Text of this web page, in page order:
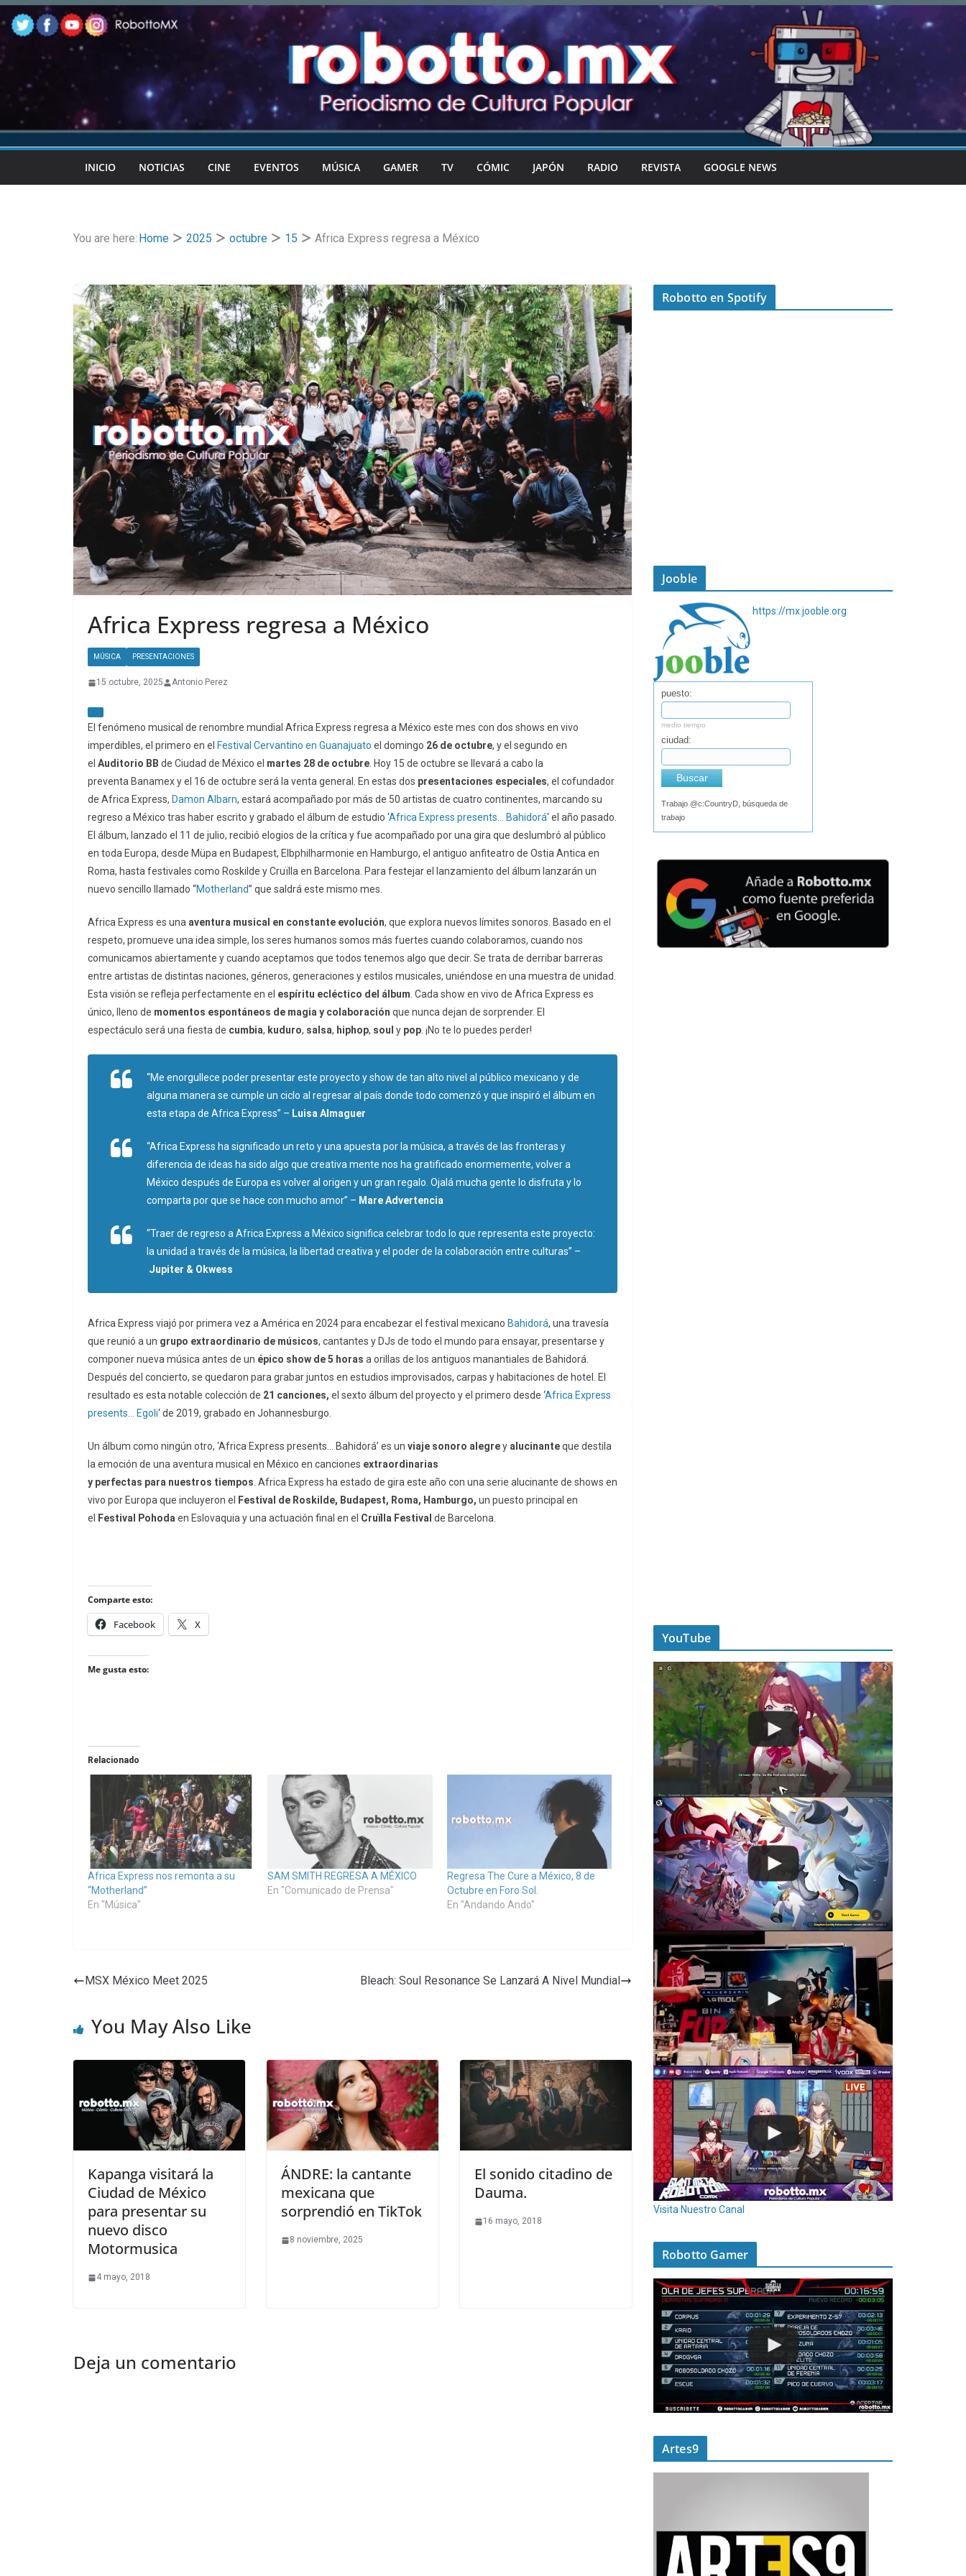
Skip
to
content
INICIO NOTICIAS CINE EVENTOS MÚSICA GAMER TV CÓMIC JAPÓN RADIO REVISTA GOOGLE NEWS
You are here: Home 2025 octubre 15 Africa Express regresa a México
Africa Express regresa a México
MÚSICA PRESENTACIONES
15 octubre, 2025 Antonio Perez
El fenómeno musical de renombre mundial Africa Express regresa a México este mes con dos shows en vivo
imperdibles, el primero en el Festival Cervantino en Guanajuato el domingo 26 de octubre, y el segundo en
el Auditorio BB de Ciudad de México el martes 28 de octubre . Hoy 15 de octubre se llevará a cabo la
preventa Banamex y el 16 de octubre será la venta general. En estas dos presentaciones especiales, el cofundador
de Africa Express, Damon Albarn, estará acompañado por más de 50 artistas de cuatro continentes, marcando su
regreso a México tras haber escrito y grabado el álbum de estudio ‘Africa Express presents… Bahidorá‘ el año pasado.
El álbum, lanzado el 11 de julio, recibió elogios de la crítica y fue acompañado por una gira que deslumbró al público
en toda Europa, desde Müpa en Budapest, Elbphilharmonie en Hamburgo, el antiguo anfiteatro de Ostia Antica en
Roma, hasta festivales como Roskilde y Cruïlla en Barcelona. Para festejar el lanzamiento del álbum lanzarán un
nuevo sencillo llamado “Motherland” que saldrá este mismo mes.
Africa Express es una aventura musical en constante evolución, que explora nuevos límites sonoros. Basado en el
respeto, promueve una idea simple, los seres humanos somos más fuertes cuando colaboramos, cuando nos
comunicamos abiertamente y cuando aceptamos que todos tenemos algo que decir. Se trata de derribar barreras
entre artistas de distintas naciones, géneros, generaciones y estilos musicales, uniéndose en una muestra de unidad.
Esta visión se refleja perfectamente en el espíritu ecléctico del álbum . Cada show en vivo de Africa Express es
único, lleno de momentos espontáneos de magia y colaboración que nunca dejan de sorprender. El
espectáculo será una fiesta de cumbia, kuduro, salsa, hiphop, soul y pop . ¡No te lo puedes perder!
“Me enorgullece poder presentar este proyecto y show de tan alto nivel al público mexicano y de
alguna manera se cumple un ciclo al regresar al país donde todo comenzó y que inspiró el álbum en
esta etapa de Africa Express” – Luisa Almaguer
“Africa Express ha significado un reto y una apuesta por la música, a través de las fronteras y
diferencia de ideas ha sido algo que creativa mente nos ha gratificado enormemente, volver a
México después de Europa es volver al origen y un gran regalo. Ojalá mucha gente lo disfruta y lo
comparta por que se hace con mucho amor” – Mare Advertencia
“Traer de regreso a Africa Express a México significa celebrar todo lo que representa este proyecto:
la unidad a través de la música, la libertad creativa y el poder de la colaboración entre culturas” –
Jupiter & Okwess
Africa Express viajó por primera vez a América en 2024 para encabezar el festival mexicano Bahidorá, una travesía
que reunió a un grupo extraordinario de músicos, cantantes y DJs de todo el mundo para ensayar, presentarse y
componer nueva música antes de un épico show de 5 horas a orillas de los antiguos manantiales de Bahidorá.
Después del concierto, se quedaron para grabar juntos en estudios improvisados, carpas y habitaciones de hotel. El
resultado es esta notable colección de 21 canciones, el sexto álbum del proyecto y el primero desde ‘Africa Express
presents… Egoli‘ de 2019, grabado en Johannesburgo.
Un álbum como ningún otro, ‘Africa Express presents… Bahidorá’ es un viaje sonoro alegrey alucinanteque destila
la emoción de una aventura musical en México en canciones extraordinarias
y perfectas para nuestros tiempos . Africa Express ha estado de gira este año con una serie alucinante de shows en
vivo por Europa que incluyeron el
Festival de Roskilde, Budapest, Roma, Hamburgo, un puesto principal en
el
Festival Pohoda en Eslovaquia y una actuación final en el Cruïlla Festival de Barcelona.
Comparte esto:
Facebook X
Me gusta esto:
Relacionado
Africa Express nos remonta a su
“Motherland”
En "Música"
SAM SMITH REGRESA A MÉXICO
En "Comunicado de Prensa"
Regresa The Cure a México, 8 de
Octubre en Foro Sol.
En "Andando Ando"
MSX México Meet 2025 Bleach: Soul Resonance Se Lanzará A Nivel Mundial
You May Also Like
Kapanga visitará la
Ciudad de México
para presentar su
nuevo disco
Motormusica
4 mayo, 2018
ÁNDRE: la cantante
mexicana que
sorprendió en TikTok
8 noviembre, 2025
El sonido citadino de
Dauma.
16 mayo, 2018
Deja un comentario
Robotto en Spotify
Jooble
https://mx.jooble.org
puesto:
medio tiempo
ciudad:
Buscar
Trabajo @c:CountryD, búsqueda de
trabajo
YouTube
Visita Nuestro Canal
Robotto Gamer
Artes9